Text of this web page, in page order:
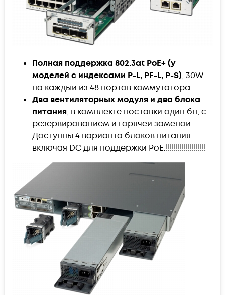
Полная поддержка 802.3at PoE+ (у
моделей с индексами P-L, PF-L, P-S), 30W
на каждый из 48 портов коммутатора
Два вентиляторных модуля и два блока
питания, в комплекте поставки один бп, с
резервированием и горячей заменой.
Доступны 4 варианта блоков питания
включая DC для поддержки PoE.!!!!!!!!!!!!!!!!!!!!